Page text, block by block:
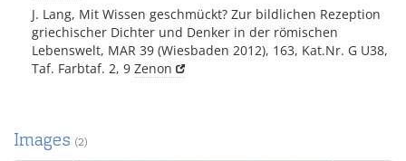
J. Lang, Mit Wissen geschmückt? Zur bildlichen Rezeption
griechischer Dichter und Denker in der römischen
Lebenswelt, MAR 39 (Wiesbaden 2012), 163, Kat.Nr. G U38,
Taf. Farbtaf. 2, 9 Zenon
Images (2)